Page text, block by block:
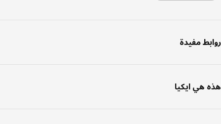
مفيدة
هي ايكيا